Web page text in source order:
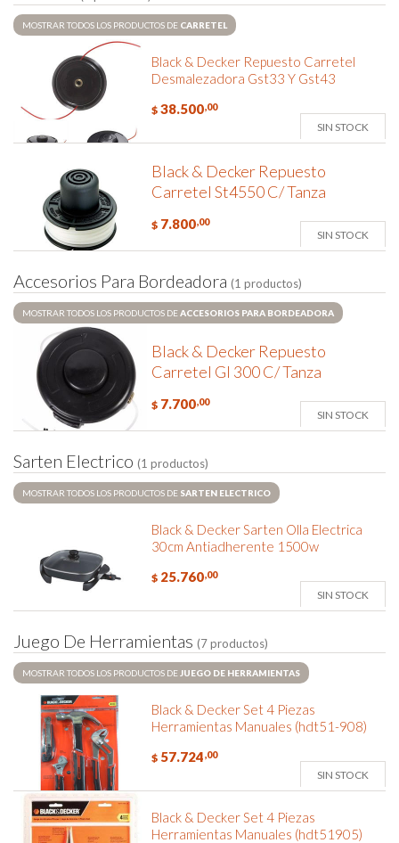
MOSTRAR TODOS LOS PRODUCTOS DE CARRETEL
Black & Decker Repuesto Carretel
Desmalezadora Gst33 Y Gst43
$ 38.500,00
SIN STOCK
Black & Decker Repuesto
Carretel St4550 C/ Tanza
$ 7.800,00
SIN STOCK
Accesorios Para Bordeadora (1 productos)
MOSTRAR TODOS LOS PRODUCTOS DEACCESORIOS PARA BORDEADORA
Black & Decker Repuesto
Carretel Gl 300 C/ Tanza
$ 7.700,00
SIN STOCK
Sarten Electrico (1 productos)
MOSTRAR TODOS LOS PRODUCTOS DE SARTEN ELECTRICO
Black & Decker Sarten Olla Electrica
30cm Antiadherente 1500w
$ 25.760,00
SIN STOCK
Juego De Herramientas (7 productos)
MOSTRAR TODOS LOS PRODUCTOS DE JUEGO DE HERRAMIENTAS
Black & Decker Set 4 Piezas
Herramientas Manuales (hdt51-908)
$ 57.724,00
SIN STOCK
Black & Decker Set 4 Piezas
Herramientas Manuales (hdt51905)